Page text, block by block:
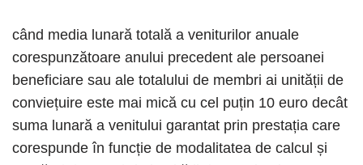
când media lunară totală a veniturilor anuale
corespunzătoare anului precedent ale persoanei
beneficiare sau ale totalului de membri ai unității de
conviețuire este mai mică cu cel puțin 10 euro decât
suma lunară a venitului garantat prin prestația care
corespunde în funcție de modalitatea de calcul și